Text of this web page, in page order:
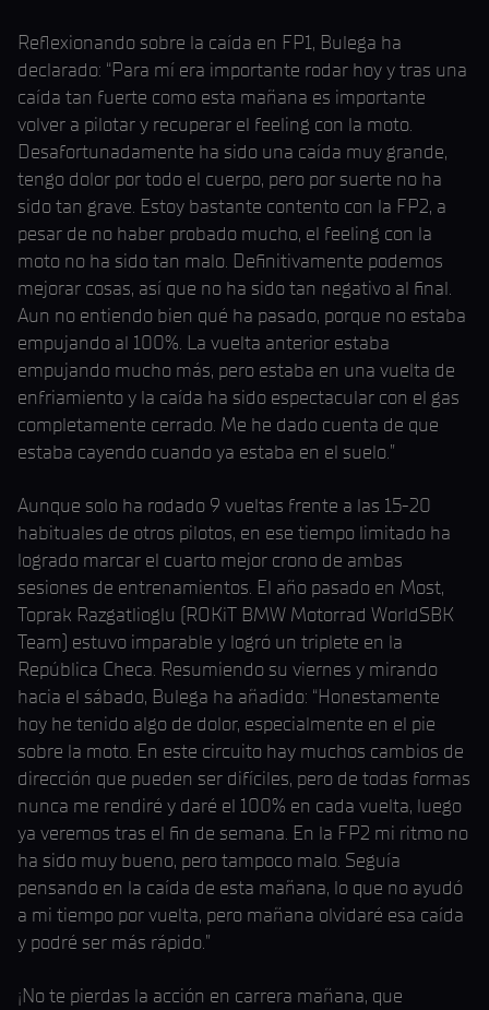
Reflexionando sobre la caída en FP1, Bulega ha
declarado: “Para mí era importante rodar hoy y tras una
caída tan fuerte como esta mañana es importante
volver a pilotar y recuperar el feeling con la moto.
Desafortunadamente ha sido una caída muy grande,
tengo dolor por todo el cuerpo, pero por suerte no ha
sido tan grave. Estoy bastante contento con la FP2, a
pesar de no haber probado mucho, el feeling con la
moto no ha sido tan malo. Definitivamente podemos
mejorar cosas, así que no ha sido tan negativo al final.
Aun no entiendo bien qué ha pasado, porque no estaba
empujando al 100%. La vuelta anterior estaba
empujando mucho más, pero estaba en una vuelta de
enfriamiento y la caída ha sido espectacular con el gas
completamente cerrado. Me he dado cuenta de que
estaba cayendo cuando ya estaba en el suelo.”
Aunque solo ha rodado 9 vueltas frente a las 15-20
habituales de otros pilotos, en ese tiempo limitado ha
logrado marcar el cuarto mejor crono de ambas
sesiones de entrenamientos. El año pasado en Most,
Toprak Razgatlioglu (ROKiT BMW Motorrad WorldSBK
Team) estuvo imparable y logró un triplete en la
República Checa. Resumiendo su viernes y mirando
hacia el sábado, Bulega ha añadido: “Honestamente
hoy he tenido algo de dolor, especialmente en el pie
sobre la moto. En este circuito hay muchos cambios de
dirección que pueden ser difíciles, pero de todas formas
nunca me rendiré y daré el 100% en cada vuelta, luego
ya veremos tras el fin de semana. En la FP2 mi ritmo no
ha sido muy bueno, pero tampoco malo. Seguía
pensando en la caída de esta mañana, lo que no ayudó
a mi tiempo por vuelta, pero mañana olvidaré esa caída
y podré ser más rápido.”
¡No te pierdas la acción en carrera mañana, que